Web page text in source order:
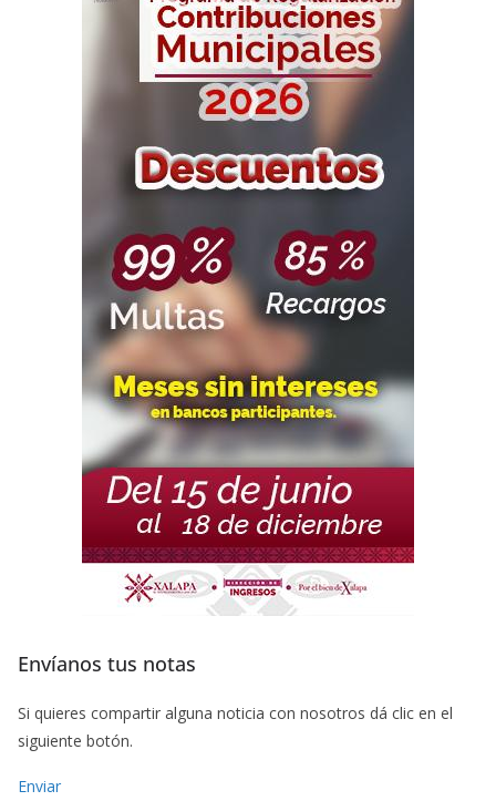
Envíanos tus notas
Si quieres compartir alguna noticia con nosotros dá clic en el
siguiente botón.
Enviar